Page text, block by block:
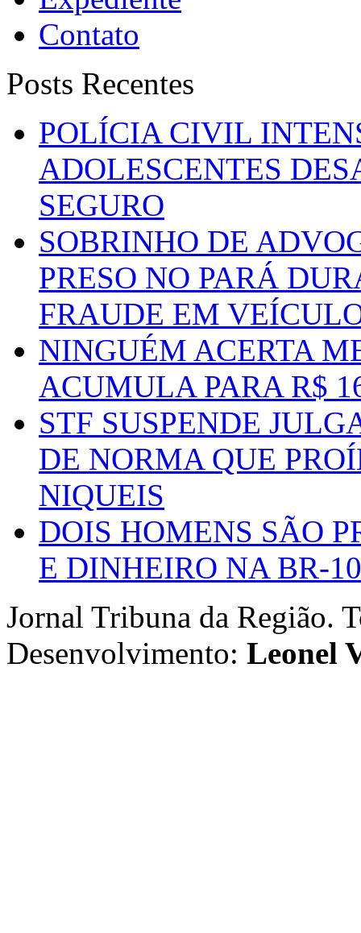
Contato
Posts Recentes
POLÍCIA CIVIL
ADOLESCENTES
SEGURO
SOBRINHO DE
PRESO NO PARÁ
FRAUDE EM
NINGUÉM ACERTA
ACUMULA PARA R$
STF SUSPENDE
DE NORMA QUE
NIQUEIS
DOIS HOMENS SÃO
E DINHEIRO NA BR-
Jornal Tribuna da Região.
Desenvolvimento: Leonel